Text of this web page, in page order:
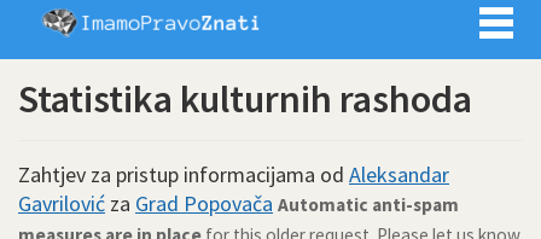
Imamo
Statistika kulturnih rashoda
Zahtjev za pristup informacijama od Aleksandar
Gavrilović za Grad Popovača Automatic anti-spam